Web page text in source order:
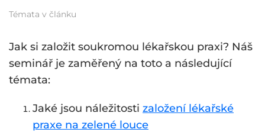
Témata v článku
Jak si založit soukromou lékařskou praxi? Náš
seminář je zaměřený na toto a následující
témata:
Jaké jsou náležitosti založení lékařské
praxe na zelené louce